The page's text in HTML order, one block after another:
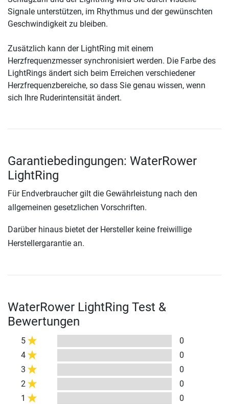
Signale unterstützen, im Rhythmus und der gewünschten
Geschwindigkeit zu bleiben.
Zusätzlich kann der LightRing mit einem
Herzfrequenzmesser synchronisiert werden. Die Farbe des
LightRings ändert sich beim Erreichen verschiedener
Herzfrequenzbereiche, so dass Sie genau wissen, wenn
sich Ihre Ruderintensität ändert.
Garantiebedingungen: WaterRower
LightRing
Für Endverbraucher gilt die Gewährleistung nach den
allgemeinen gesetzlichen Vorschriften.
Darüber hinaus bietet der Hersteller keine freiwillige
Herstellergarantie an.
WaterRower LightRing Test &
Bewertungen
5
0
4
0
3
0
2
0
1
0